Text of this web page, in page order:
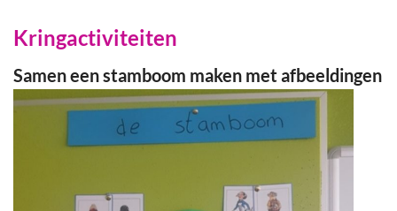
Kringactiviteiten
Samen een stamboom maken met afbeeldingen